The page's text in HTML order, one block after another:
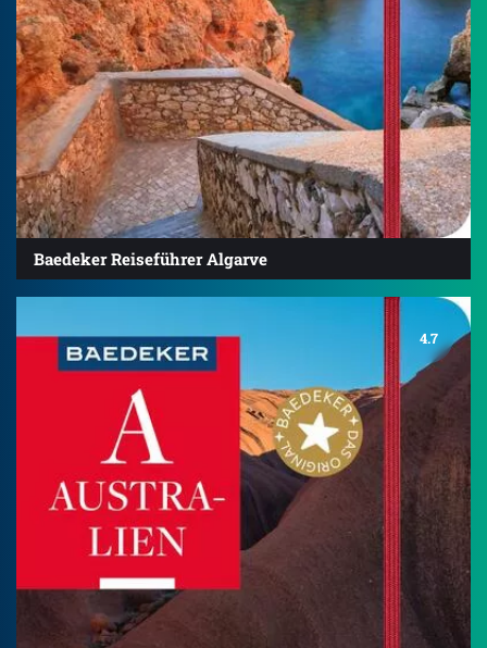
Baedeker Reiseführer Algarve
4.7